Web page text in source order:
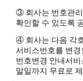
③ 회사는 번호관리
확인할 수 있도록
④ 회사는 다음 각
서비스번호를 변경
번호변경 안내서
말일까지 무료로